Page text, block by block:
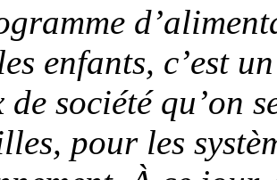
enfants, c’est
de société qu’on
pour les